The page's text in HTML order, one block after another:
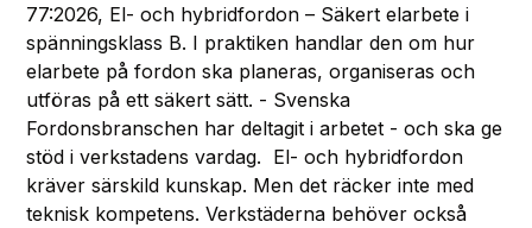
77:2026, El- och hybridfordon – Säkert elarbete i
spänningsklass B. I praktiken handlar den om hur
elarbete på fordon ska planeras, organiseras och
utföras på ett säkert sätt. - Svenska
Fordonsbranschen har deltagit i arbetet - och ska ge
stöd i verkstadens vardag. El- och hybridfordon
kräver särskild kunskap. Men det räcker inte med
teknisk kompetens. Verkstäderna behöver också